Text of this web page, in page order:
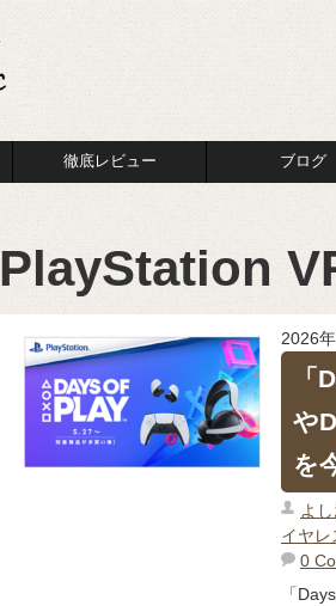
徹底レビュー ブログ
PlayStation
2026
や
を
よ
イヤレ
0
「